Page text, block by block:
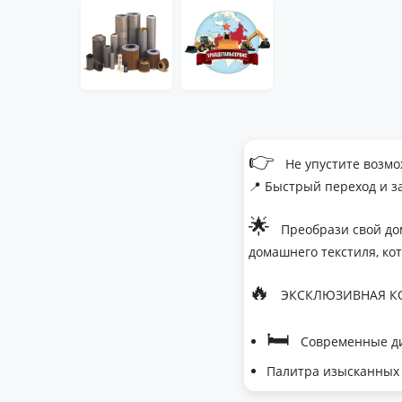
👉
Не упустите
📍 Быстрый переход и
🌟
Преобрази свой
домашнего текстиля,
🔥 ЭКСКЛЮЗИВНАЯ
🛏
Современные
Палитра изысканных